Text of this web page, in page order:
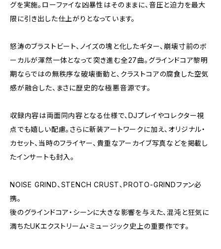
グを実施。ローファイな凶暴性はそのままに、音圧と迫力を最大
限に引き出した仕上がりとなっています。
怒涛のブラストビート、ノイズの塊と化したギター、崩壊寸前のボ
ーカルが渾然一体となって突き進む全27曲。グラインドコア黎明
期ならではの無秩序な破壊衝動と、クラストコアの腐食した空気
感が融合した、まさに歴史的な極悪音源です。
収録内容は両面同内容となる仕様で、DJプレイやコレクター視
点でも嬉しい配慮。さらに新装アートワークに加え、オリジナル・
カセット、当時のフライヤー、貴重なアーカイブ写真などを掲載し
たインサートも封入。
NOISE GRIND、STENCH CRUST、PROTO-GRINDファン必
携。
後のグラインドコア・シーンに大きな影響を与えた、混沌と狂気に
満ちたUKエクストリーム・ミュージック史上の重要作です。